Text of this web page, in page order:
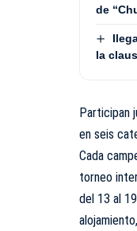
de
la
Participan
en seis
Cada
torneo
del 13 al